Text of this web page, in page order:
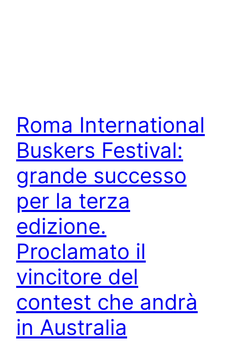
Roma International
Buskers Festival:
grande successo
per la terza
edizione.
Proclamato il
vincitore del
contest che andrà
in Australia